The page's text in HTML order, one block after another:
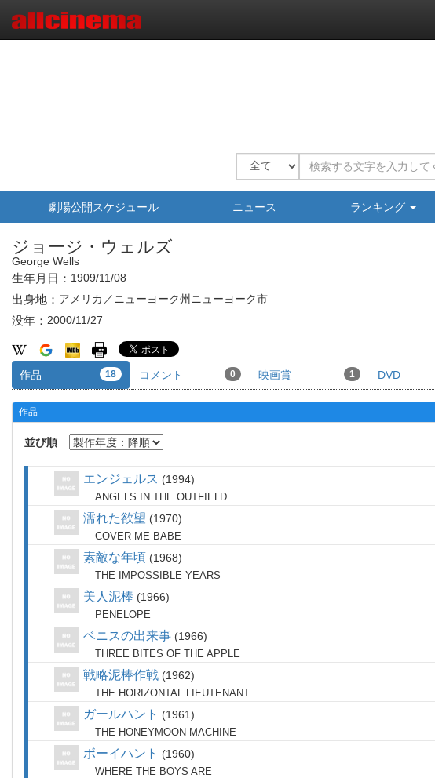
劇場公開スケジュール ニュース ランキング
ジョージ・ウェルズ
George Wells
生年月日： 1909/11/08
出身地： アメリカ／ニューヨーク州ニューヨーク市
没年： 2000/11/27
作品 18 コメント 0 映画賞 1 DVD
作品
並び順
エンジェルス 1994
ANGELS IN THE OUTFIELD
濡れた欲望 1970
COVER ME BABE
素敵な年頃 1968
THE IMPOSSIBLE YEARS
美人泥棒 1966
PENELOPE
ベニスの出来事 1966
THREE BITES OF THE APPLE
戦略泥棒作戦 1962
THE HORIZONTAL LIEUTENANT
ガールハント 1961
THE HONEYMOON MACHINE
ボーイハント 1960
WHERE THE BOYS ARE